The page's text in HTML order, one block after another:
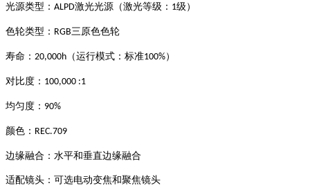
光源类型： ALPD激光光源（激光等级： 1级）
色轮类型： RGB三原色色轮
寿命： 20,000h （运行模式：标准100%）
对比度： 100,000 :1
均匀度： 90%
颜色： REC.709
边缘融合：水平和垂直边缘融合
适配镜头：可选电动变焦和聚焦镜头